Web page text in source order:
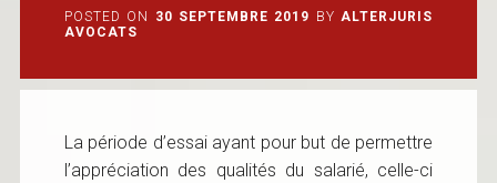
POSTED ON 30 SEPTEMBRE 2019 BY ALTERJURIS
AVOCATS
La période d’essai ayant pour but de permettre
l’appréciation des qualités du salarié, celle-ci